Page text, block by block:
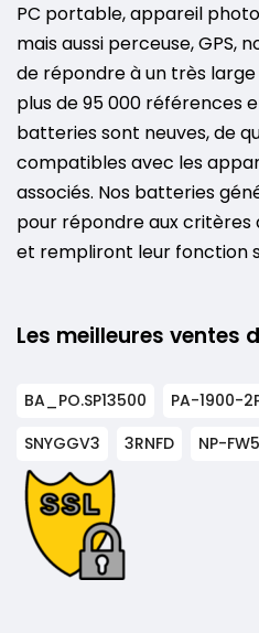
PC portable, appareil
mais aussi perceuse, GPS,
de répondre à un très
plus de 95 000 références
batteries sont neuves, de
compatibles avec les
associés. Nos batteries
pour répondre aux
et rempliront leur fonction
Les meilleures ventes
BA_PO.SP13500 PA-1900-
SNYGGV3
3RNFD NP-